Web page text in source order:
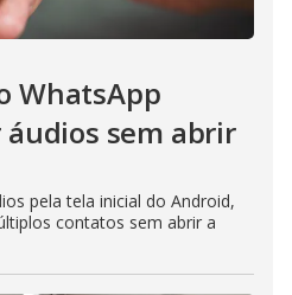
WhatsApp
sem abrir
pela tela inicial do Android,
contatos sem abrir a